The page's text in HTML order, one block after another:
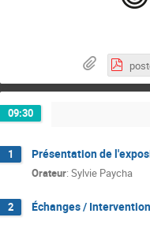
09:30
1 Présentation de
Orateur: Sylvie Paycha
2 Échanges /